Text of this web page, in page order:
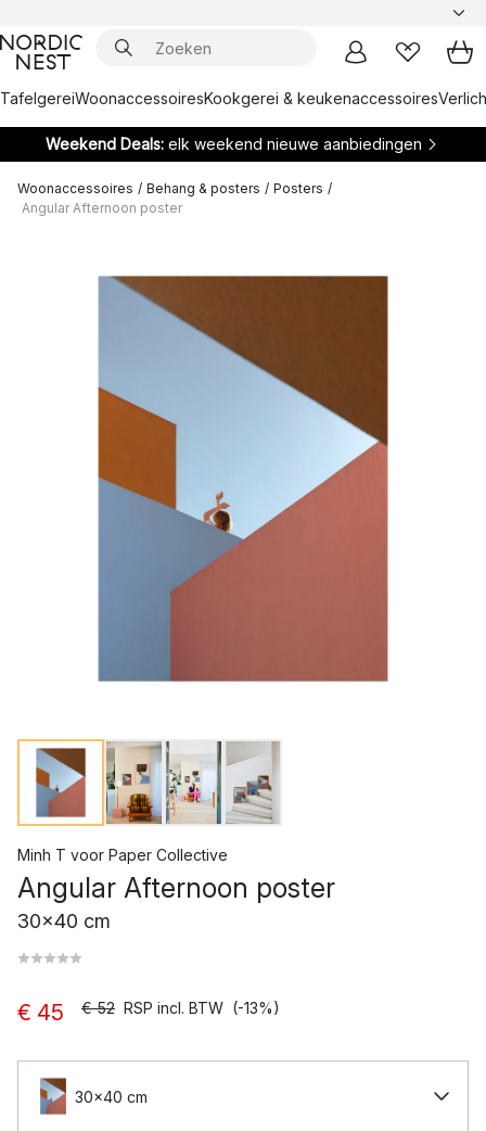
TafelgereiWoonaccessoiresKookgerei & keukenaccessoires
Weekend Deals: elk weekend nieuwe aanbiedingen
Woonaccessoires / Behang & posters / Posters /
Angular Afternoon poster
Minh T voor Paper Collective
Angular Afternoon poster
30x40 cm
€ 45 € 52 RSP incl. BTW (-13%)
30x40 cm